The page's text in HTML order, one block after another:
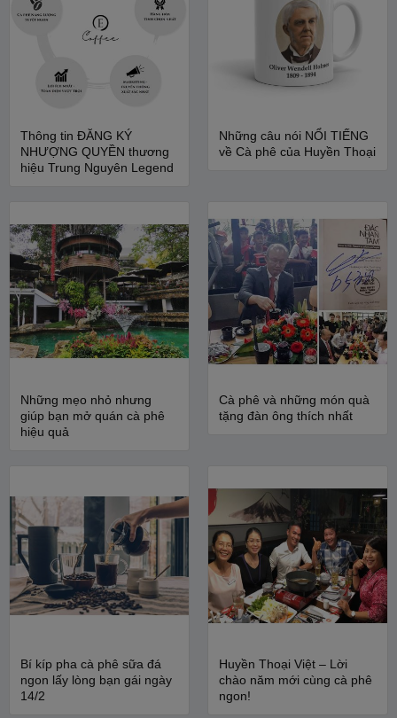
Thông tin ĐĂNG KÝ
NHƯỢNG QUYỀN thương
hiệu Trung Nguyên Legend
Những câu nói NỔI TIẾNG
về Cà phê của Huyền Thoại
Những mẹo nhỏ nhưng
giúp bạn mở quán cà phê
hiệu quả
Cà phê và những món quà
tặng đàn ông thích nhất
Bí kíp pha cà phê sữa đá
ngon lấy lòng bạn gái ngày
14/2
Huyền Thoại Việt – Lời
chào năm mới cùng cà phê
ngon!